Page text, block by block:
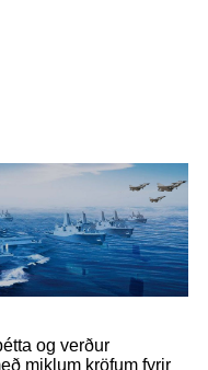
og verður
miklum kröfum fyrir